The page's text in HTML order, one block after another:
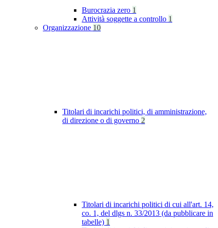
Burocrazia zero 1
Attività soggette a controllo 1
Organizzazione 10
Titolari di incarichi politici, di amministrazione,
di direzione o di governo 2
Titolari di incarichi politici di cui all'art. 14,
co. 1, del dlgs n. 33/2013 (da pubblicare in
tabelle) 1